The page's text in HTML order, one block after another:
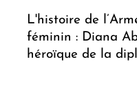
L'histoire de
féminin : Diana
héroïque de la